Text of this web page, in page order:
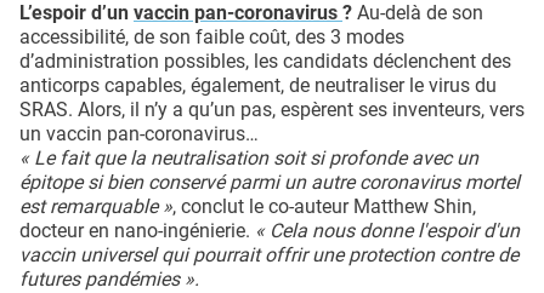
L’espoir d’un vaccin pan-coronavirus ? Au-delà de son
accessibilité, de son faible coût, des 3 modes
d’administration possibles, les candidats déclenchent des
anticorps capables, également, de neutraliser le virus du
SRAS. Alors, il n’y a qu’un pas, espèrent ses inventeurs, vers
un vaccin pan-coronavirus…
« Le fait que la neutralisation soit si profonde avec un
épitope si bien conservé parmi un autre coronavirus mortel
est remarquable », conclut le co-auteur Matthew Shin,
docteur en nano-ingénierie. « Cela nous donne l'espoir d'un
vaccin universel qui pourrait offrir une protection contre de
futures pandémies ».